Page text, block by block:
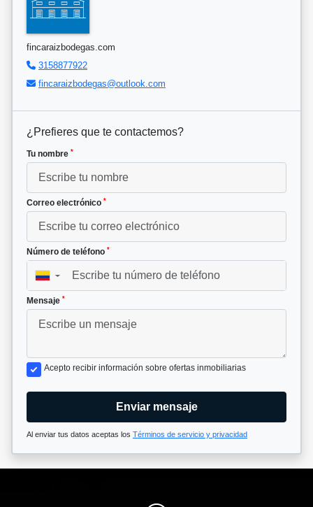
fincaraizbodegas.com
3158877922
fincaraizbodegas@outlook.com
¿Prefieres que te contactemos?
Tu nombre *
Correo electrónico *
Número de teléfono *
▼
Mensaje *
Acepto recibir información sobre ofertas inmobiliarias
Enviar mensaje
Al enviar tus datos aceptas los Términos de servicio y privacidad